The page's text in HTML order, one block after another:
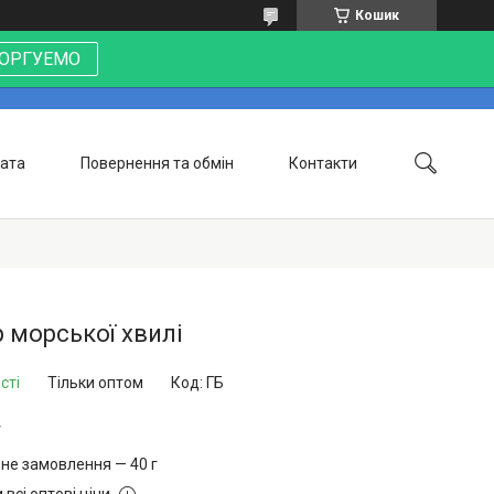
Кошик
Повернення та обмін Контакти
морської хвилі
Тільки оптом Код: ГБ
замовлення — 40 г